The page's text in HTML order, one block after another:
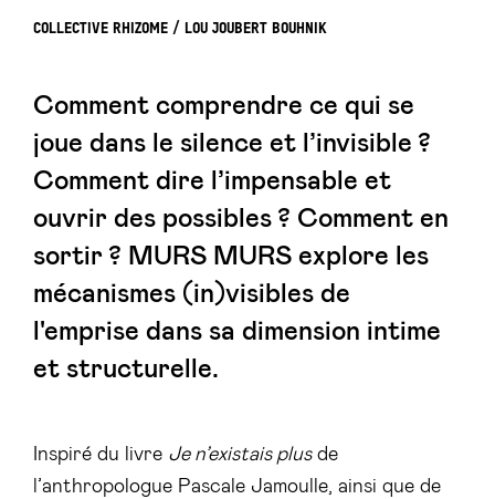
COLLECTIVE RHIZOME / LOU JOUBERT BOUHNIK
Comment comprendre ce qui se
joue dans le silence et l’invisible ?
Comment dire l’impensable et
ouvrir des possibles ? Comment en
sortir ? MURS MURSexplore les
mécanismes (in)visibles de
l'emprise dans sa dimension intime
et structurelle.
Inspiré du livre Je n’existais plusde
l’anthropologue Pascale Jamoulle, ainsi que de